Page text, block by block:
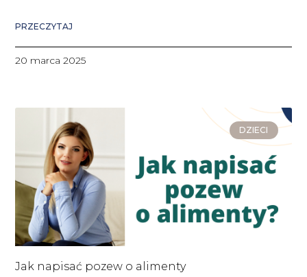
PRZECZYTAJ
20 marca 2025
DZIECI
Jak napisać pozew o alimenty